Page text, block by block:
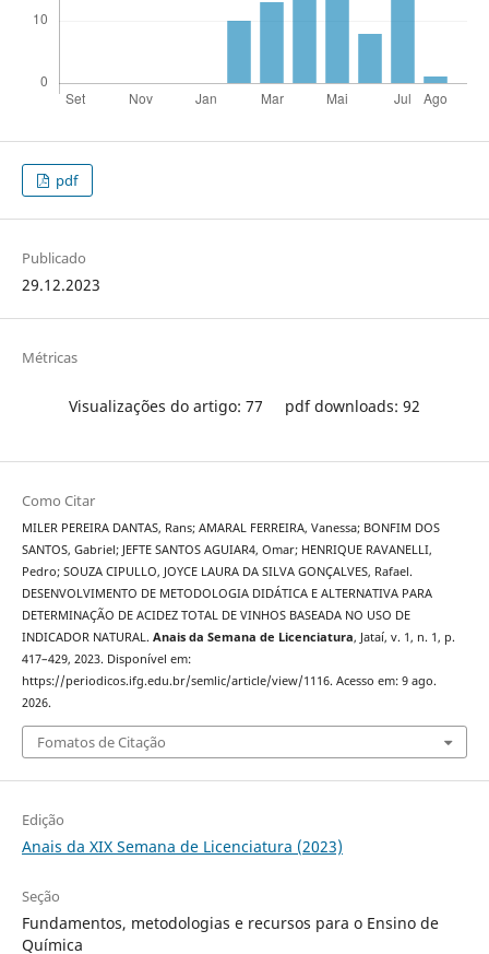
pdf
Publicado
29.12.2023
Métricas
Visualizações do artigo: 77 pdf downloads: 92
Como Citar
MILER PEREIRA DANTAS, Rans; AMARAL FERREIRA, Vanessa; BONFIM DOS
SANTOS, Gabriel; JEFTE SANTOS AGUIAR4, Omar; HENRIQUE RAVANELLI,
Pedro; SOUZA CIPULLO, JOYCE LAURA DA SILVA GONÇALVES, Rafael.
DESENVOLVIMENTO DE METODOLOGIA DIDÁTICA E ALTERNATIVA PARA
DETERMINAÇÃO DE ACIDEZ TOTAL DE VINHOS BASEADA NO USO DE
INDICADOR NATURAL. Anais da Semana de Licenciatura, Jataí, v. 1, n. 1, p.
417–429, 2023. Disponível em:
https://periodicos.ifg.edu.br/semlic/article/view/1116. Acesso em: 9 ago.
2026.
Fomatos de Citação
Edição
Anais da XIX Semana de Licenciatura (2023)
Seção
Fundamentos, metodologias e recursos para o Ensino de
Química